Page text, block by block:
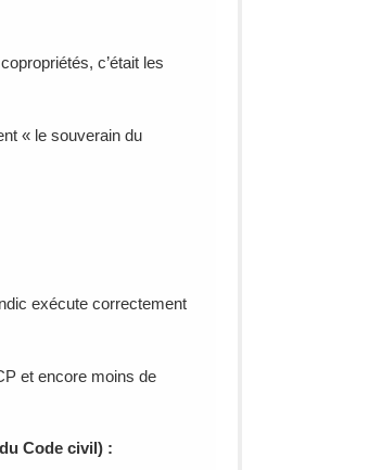
c’était les
« le souverain du
exécute correctement
et encore moins de
Code civil) :